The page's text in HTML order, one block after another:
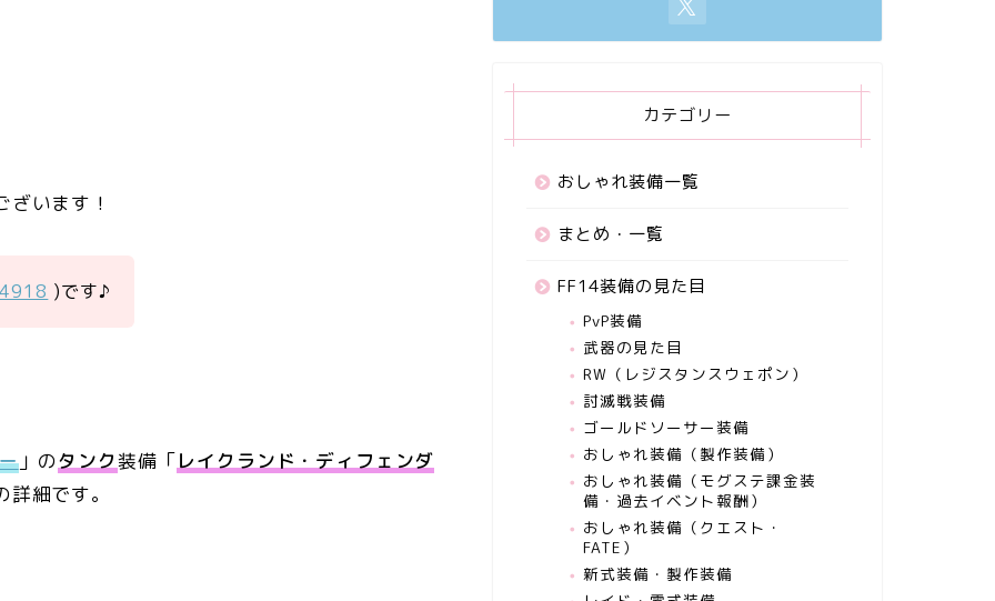
います！
)です♪
」のタンク装備「レイクランド・ディフェンダ
細です。
カテゴリー
おしゃれ装備一覧
まとめ・一覧
FF14装備の見た目
PvP装備
武器の見た目
RW（レジスタンスウェポン）
討滅戦装備
ゴールドソーサー装備
おしゃれ装備（製作装備）
おしゃれ装備（モグステ課金装
備・過去イベント報酬）
おしゃれ装備（クエスト・
FATE）
新式装備・製作装備